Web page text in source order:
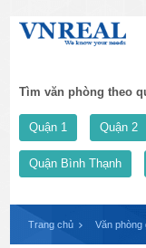
Tìm văn phòng theo
Quận 1 Quận 2
Quận Bình Thạnh
Trang chủ Văn phòng